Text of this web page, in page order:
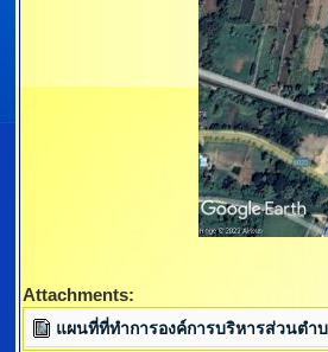
Attachments:
แผนที่ที่ทำการองค์การบริหารส่วนตำ